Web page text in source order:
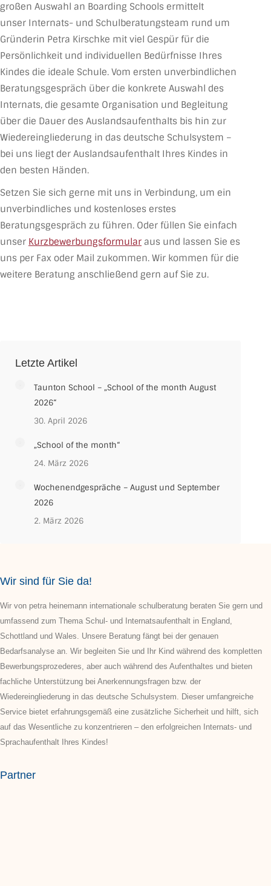
großen Auswahl an Boarding Schools ermittelt
unser Internats- und Schulberatungsteam rund um
Gründerin Petra Kirschke mit viel Gespür für die
Persönlichkeit und individuellen Bedürfnisse Ihres
Kindes die ideale Schule. Vom ersten unverbindlichen
Beratungsgespräch über die konkrete Auswahl des
Internats, die gesamte Organisation und Begleitung
über die Dauer des Auslandsaufenthalts bis hin zur
Wiedereingliederung in das deutsche Schulsystem –
bei uns liegt der Auslandsaufenthalt Ihres Kindes in
den besten Händen.
Setzen Sie sich gerne mit uns in Verbindung, um ein
unverbindliches und kostenloses erstes
Beratungsgespräch zu führen. Oder füllen Sie einfach
unser Kurzbewerbungsformular aus und lassen Sie es
uns per Fax oder Mail zukommen. Wir kommen für die
weitere Beratung anschließend gern auf Sie zu.
Letzte Artikel
Taunton School – „School of the month August
2026“
30. April 2026
„School of the month“
24. März 2026
Wochenendgespräche – August und September
2026
2. März 2026
Wir sind für Sie da!
Wir von petra heinemann internationale schulberatung beraten Sie gern und
umfassend zum Thema Schul- und Internatsaufenthalt in England,
Schottland und Wales. Unsere Beratung fängt bei der genauen
Bedarfsanalyse an. Wir begleiten Sie und Ihr Kind während des kompletten
Bewerbungsprozederes, aber auch während des Aufenthaltes und bieten
fachliche Unterstützung bei Anerkennungsfragen bzw. der
Wiedereingliederung in das deutsche Schulsystem. Dieser umfangreiche
Service bietet erfahrungsgemäß eine zusätzliche Sicherheit und hilft, sich
auf das Wesentliche zu konzentrieren – den erfolgreichen Internats- und
Sprachaufenthalt Ihres Kindes!
Partner